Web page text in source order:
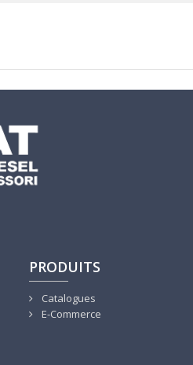
PRODUITS
Catalogues
E-Commerce